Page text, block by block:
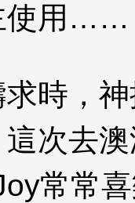
使用……
時，
次去
常常